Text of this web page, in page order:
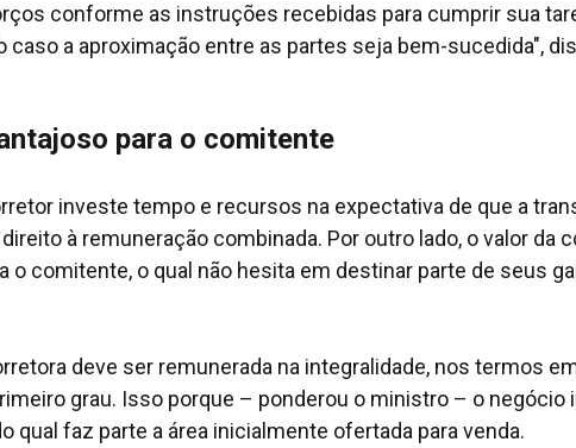
conforme as instruções recebidas para cumprir sua
caso a aproximação entre as partes seja bem-sucedida",
para o comitente
investe tempo e recursos na expectativa de que a
à remuneração combinada. Por outro lado, o valor da
comitente, o qual não hesita em destinar parte de seus
deve ser remunerada na integralidade, nos termos
grau. Isso porque – ponderou o ministro – o negócio
qual faz parte a área inicialmente ofertada para venda.